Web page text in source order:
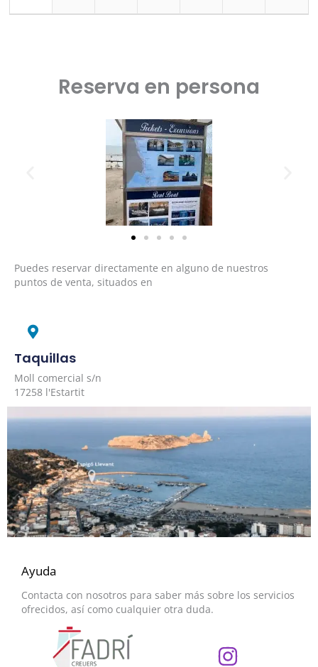
Reserva en persona
Puedes reservar directamente en alguno de nuestros
puntos de venta, situados en
Taquillas
Moll comercial s/n
17258 l'Estartit
Ayuda
Contacta con nosotros para saber más sobre los servicios
ofrecidos, así como cualquier otra duda.